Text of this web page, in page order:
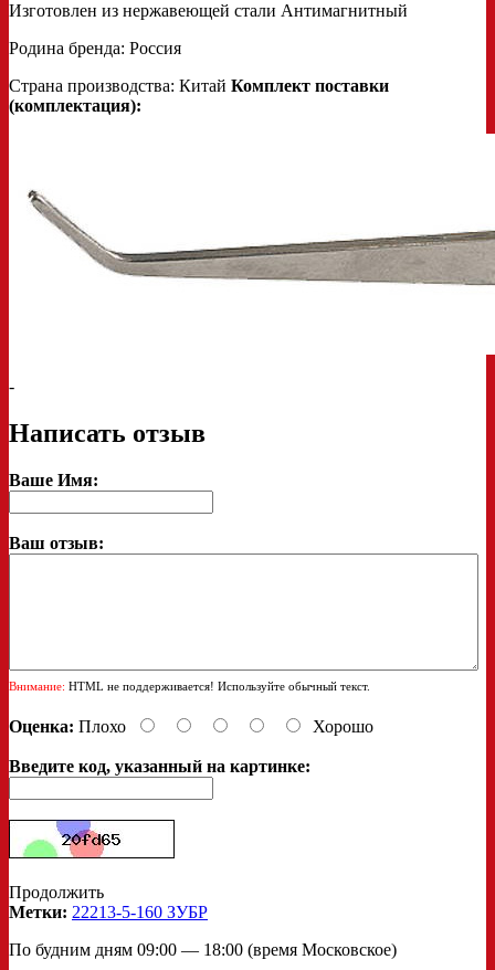
Изготовлен из нержавеющей стали Антимагнитный
Родина бренда: Россия
Страна производства: Китай Комплект поставки
(комплектация):
-
Написать отзыв
Ваше Имя:
Ваш отзыв:
Внимание: HTML не поддерживается! Используйте обычный текст.
Оценка: Плохо Хорошо
Введите код, указанный на картинке:
Продолжить
Метки: 22213-5-160 ЗУБР
По будним дням 09:00 — 18:00 (время Московское)